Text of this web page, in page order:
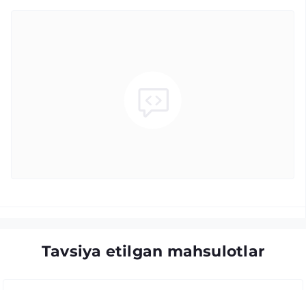
Tavsiya etilgan mahsulotlar